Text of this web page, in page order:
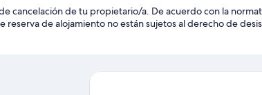
cancelación de tu propietario/a. De acuerdo con la
reserva de alojamiento no están sujetos al derecho de